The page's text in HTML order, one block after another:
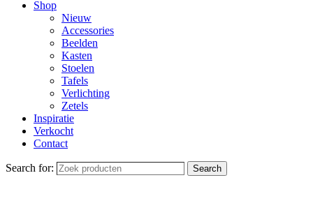
Shop
Nieuw
Accessories
Beelden
Kasten
Stoelen
Tafels
Verlichting
Zetels
Inspiratie
Verkocht
Contact
Search for: Search